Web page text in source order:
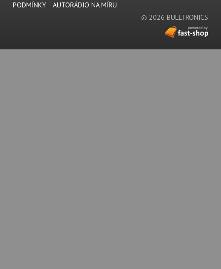
PODMÍNKY
AUTORÁDIO NA MÍRU
© 2026 BULLTRONICS